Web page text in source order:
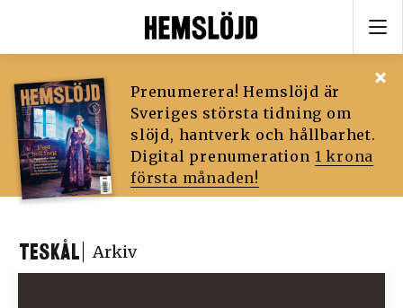
Prenumerera! Hemslöjd är
Sveriges största tidning om
slöjd, hantverk och hållbarhet.
Digital prenumeration 1 krona
första månaden!
TESKÅL Arkiv